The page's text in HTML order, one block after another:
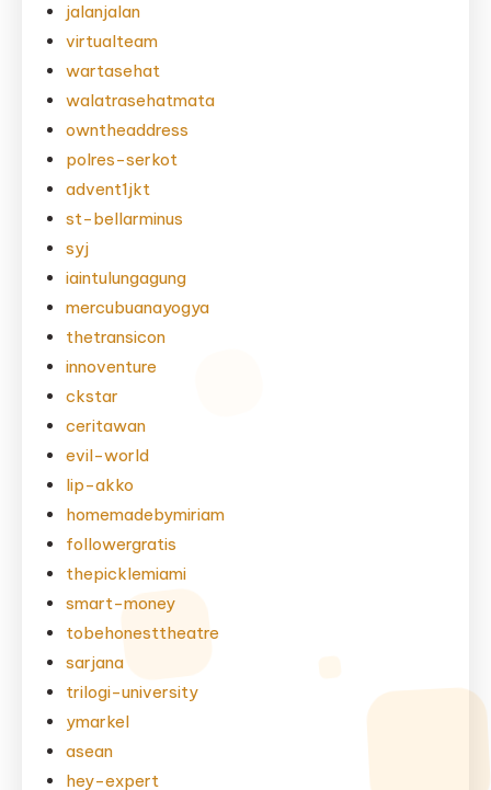
jalanjalan
virtualteam
wartasehat
walatrasehatmata
owntheaddress
polres-serkot
advent1jkt
st-bellarminus
syj
iaintulungagung
mercubuanayogya
thetransicon
innoventure
ckstar
ceritawan
evil-world
lip-akko
homemadebymiriam
followergratis
thepicklemiami
smart-money
tobehonesttheatre
sarjana
trilogi-university
ymarkel
asean
hey-expert